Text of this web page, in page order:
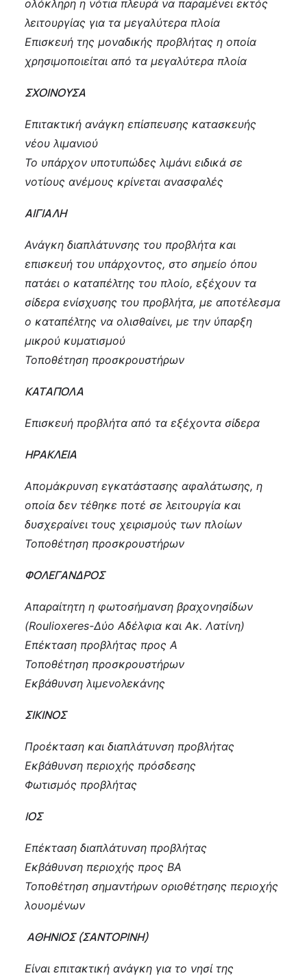
ολόκληρη η νότια πλευρά να παραμένει εκτός
λειτουργίας για τα μεγαλύτερα πλοία
Επισκευή της μοναδικής προβλήτας η οποία
χρησιμοποιείται από τα μεγαλύτερα πλοία
ΣΧΟΙΝΟΥΣΑ
Επιτακτική ανάγκη επίσπευσης κατασκευής
νέου λιμανιού
Το υπάρχον υποτυπώδες λιμάνι ειδικά σε
νοτίους ανέμους κρίνεται ανασφαλές
ΑΙΓΙΑΛΗ
Ανάγκη διαπλάτυνσης του προβλήτα και
επισκευή του υπάρχοντος, στο σημείο όπου
πατάει ο καταπέλτης του πλοίο, εξέχουν τα
σίδερα ενίσχυσης του προβλήτα, με αποτέλεσμα
ο καταπέλτης να ολισθαίνει, με την ύπαρξη
μικρού κυματισμού
Τοποθέτηση προσκρουστήρων
ΚΑΤΑΠΟΛΑ
Επισκευή προβλήτα από τα εξέχοντα σίδερα
ΗΡΑΚΛΕΙΑ
Απομάκρυνση εγκατάστασης αφαλάτωσης, η
οποία δεν τέθηκε ποτέ σε λειτουργία και
δυσχεραίνει τους χειρισμούς των πλοίων
Τοποθέτηση προσκρουστήρων
ΦΟΛΕΓΑΝΔΡΟΣ
Απαραίτητη η φωτοσήμανση βραχονησίδων
(Roulioxeres-Δύο Αδέλφια και Ακ. Λατίνη)
Επέκταση προβλήτας προς Α
Τοποθέτηση προσκρουστήρων
Εκβάθυνση λιμενολεκάνης
ΣΙΚΙΝΟΣ
Προέκταση και διαπλάτυνση προβλήτας
Εκβάθυνση περιοχής πρόσδεσης
Φωτισμός προβλήτας
ΙΟΣ
Επέκταση διαπλάτυνση προβλήτας
Εκβάθυνση περιοχής προς ΒΑ
Τοποθέτηση σημαντήρων οριοθέτησης περιοχής
λουομένων
ΑΘΗΝΙΟΣ (ΣΑΝΤΟΡΙΝΗ)
Είναι επιτακτική ανάγκη για το νησί της